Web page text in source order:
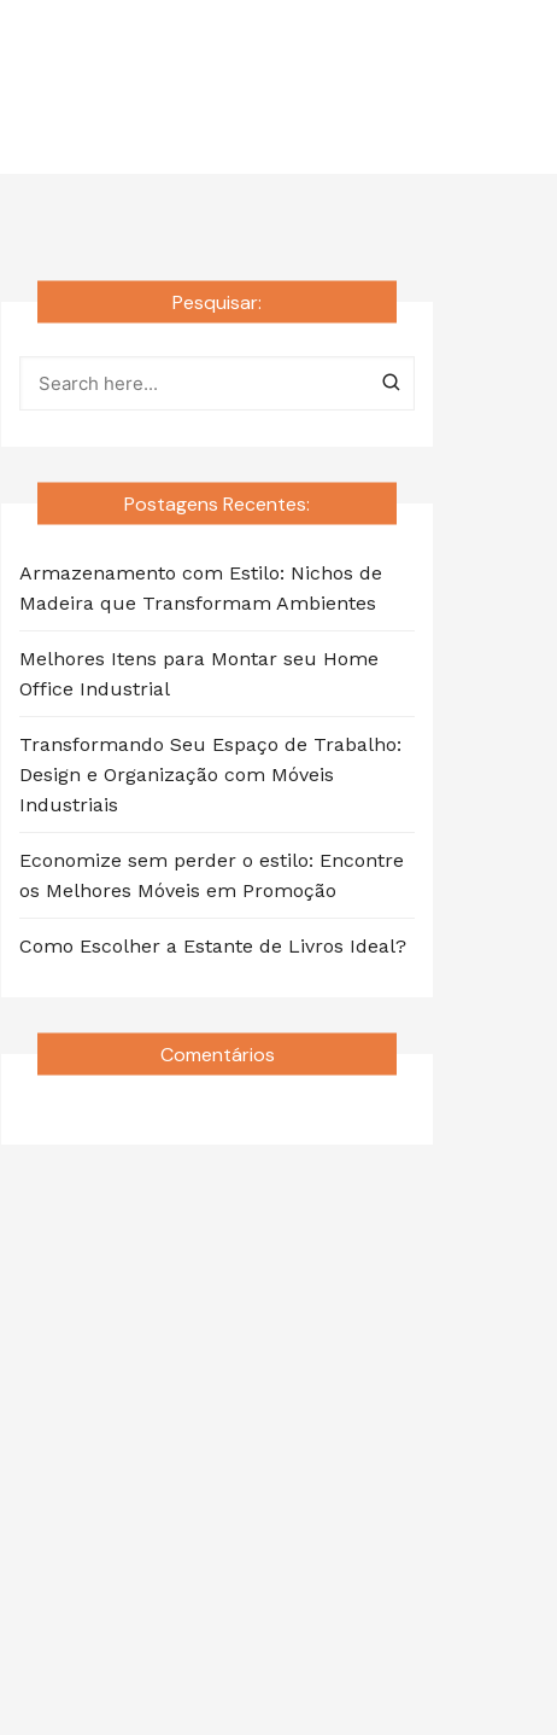
Pesquisar:
Postagens Recentes:
Armazenamento com Estilo: Nichos de
Madeira que Transformam Ambientes
Melhores Itens para Montar seu Home
Office Industrial
Transformando Seu Espaço de Trabalho:
Design e Organização com Móveis
Industriais
Economize sem perder o estilo: Encontre
os Melhores Móveis em Promoção
Como Escolher a Estante de Livros Ideal?
Comentários